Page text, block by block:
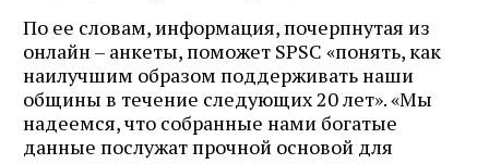
По ее словам, информация, почерпнутая из
онлайн – анкеты, поможет SPSC «понять, как
наилучшим образом поддерживать наши
общины в течение следующих 20 лет». «Мы
надеемся, что собранные нами богатые
данные послужат прочной основой для